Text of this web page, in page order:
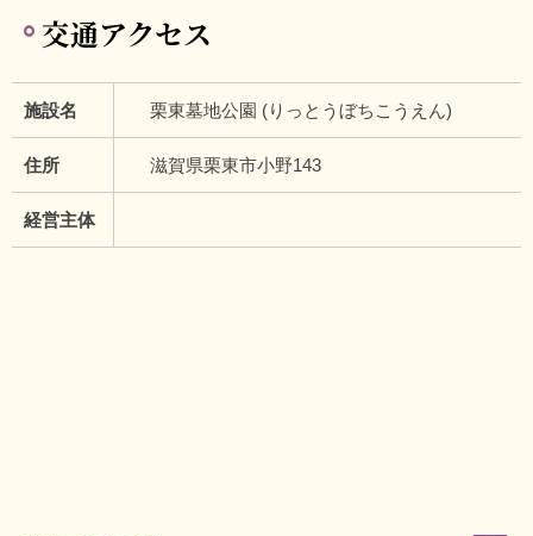
交通アクセス
施設名 栗東墓地公園 (りっとうぼちこうえん)
住所 滋賀県栗東市小野143
経営主体